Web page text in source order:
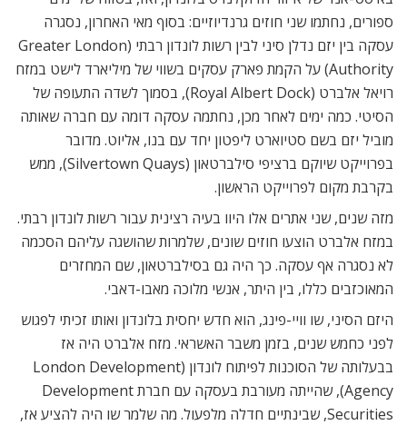
ספורים, נחתמו שני חוזים גרנדיוזיים: בסוף מאי האחרון, נסגרה
עסקה בין יזם נדלן סיני לבין רשות לונדון רבתי (Greater London
Authority) על הקמת פארק עסקים בשווי של מיליארד לישט במזח
רויאל אלברט (Royal Albert Dock), בסמוך לשדה התעופה של
הסיטי. כמה ימים לאחר מכן, נחתמה עסקה דומה עם חברה שאותה
מוביל יזם בשם סטיוארט ליפטון יחד עם בנו, אליוט. מדובר
בפרוייקט שיוקם ברציפי סילברטאון (Silvertown Quays), ממש
בקרבת מקום לפרוייקט הראשון.
מזה שנים, שני אתרים אלו היוו בעיה רצינית עבור רשות לונדון רבתי.
במזח אלברט הוצעו חוזים שונים, שלמרות שהושגה עליהם הסכמה
לא נסגרה אף עסקה. כך היה גם בסילברטאון, שם המחזרים
המאוכזבים כללו, בין היתר, אנשי מלוכה מאבו-דאבי.
היזם הסיני, שו וויי-פינג, הוא חדש יחסית בלונדון ואותו זכיתי לפגוש
לפני כחמש שנים, בזמן משבר האשראי. מזח אלברט היה אז
בבעלותה של הסוכנות לפיתוח לונדון (London Development
Agency), שהייתה מעורבת בעסקה עם חברת Development
Securities, שבינתיים חדלה מלפעול. מה שלמר שו היה להציע אז,